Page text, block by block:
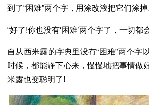
到了“困难”两个字，用涂改液把它们涂掉
“好了!你也没有‘困难’两个字了，一切都
自从西米露的字典里没有“困难”两个字
时候，都能静下心来，慢慢地把事情做
米露也变聪明了!